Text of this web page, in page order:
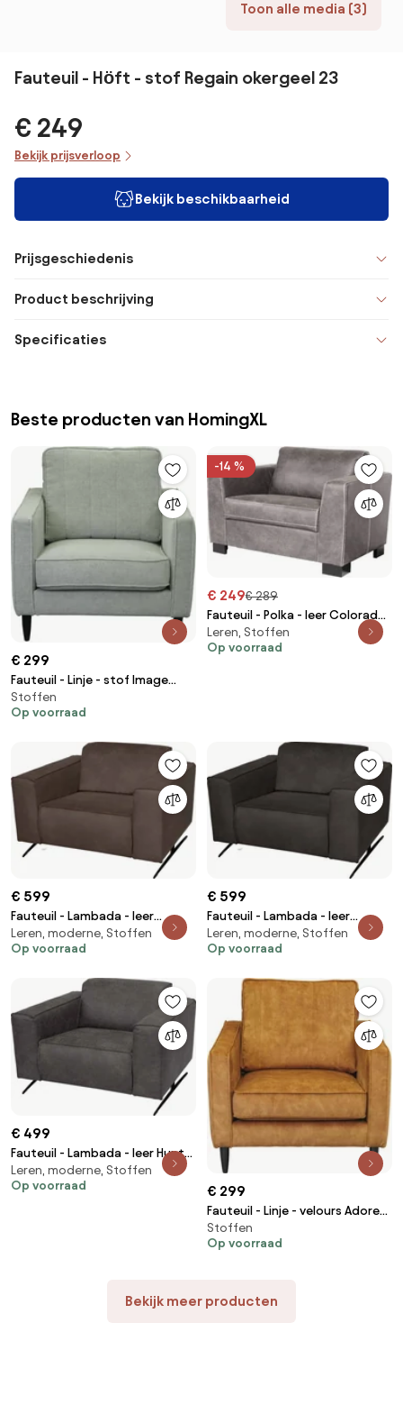
Toon alle media (3)
Fauteuil - Höft - stof Regain okergeel 23
€ 249
Bekijk prijsverloop
Bekijk beschikbaarheid
Prijsgeschiedenis
Product beschrijving
Specificaties
Beste producten van HomingXL
€ 299
Fauteuil - Linje - stof Image
mint 50
Stoffen
Op voorraad
-14 %
€ 249€ 289
Fauteuil - Polka - leer Colorado
grijs 02
Leren, Stoffen
Op voorraad
€ 599
Fauteuil - Lambada - leer
Colorado bruin 04
Leren, moderne, Stoffen
Op voorraad
€ 599
Fauteuil - Lambada - leer
Colorado antraciet 01
Leren, moderne, Stoffen
Op voorraad
€ 499
Fauteuil - Lambada - leer Hunter
grijs 104
Leren, moderne, Stoffen
Op voorraad
€ 299
Fauteuil - Linje - velours Adore
cognac 28
Stoffen
Op voorraad
Bekijk meer producten